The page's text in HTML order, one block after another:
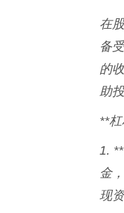
在
备
的
助
**
1.
金
现